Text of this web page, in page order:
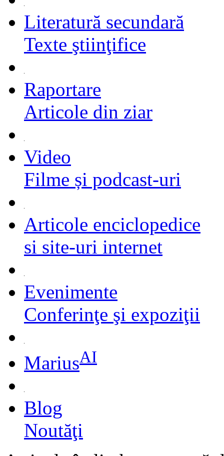
Literatură secundară
Texte ştiinţifice
Raportare
Articole din ziar
Video
Filme și podcast-uri
Articole enciclopedice
si site-uri internet
Evenimente
Conferinţe şi expoziţii
MariusAI
Blog
Noutăţi